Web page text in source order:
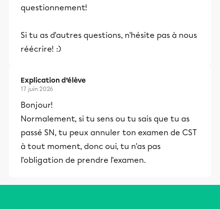
questionnement!
Si tu as d'autres questions, n'hésite pas à nous
réécrire! :)
Explication d’élève
17 juin 2026
Bonjour!
Normalement, si tu sens ou tu sais que tu as
passé SN, tu peux annuler ton examen de CST
à tout moment, donc oui, tu n'as pas
l'obligation de prendre l'examen.